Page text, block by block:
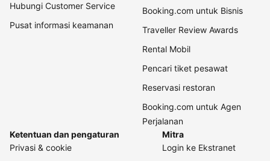
Hubungi Customer Service
Pusat informasi keamanan
Booking.com untuk Bisnis
Traveller Review Awards
Rental Mobil
Pencari tiket pesawat
Reservasi restoran
Booking.com untuk Agen
Perjalanan
Ketentuan dan pengaturan
Privasi & cookie
Mitra
Login ke Ekstranet